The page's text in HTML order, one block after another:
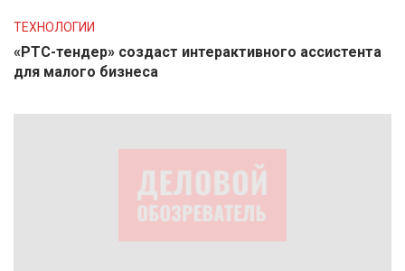
ТЕХНОЛОГИИ
«РТС-тендер» создаст интерактивного ассистента
для малого бизнеса